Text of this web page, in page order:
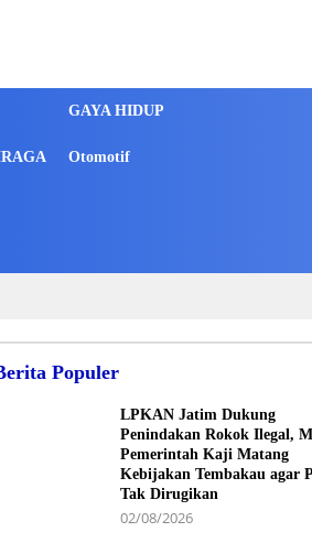
GAYA HIDUP
Otomotif
Populer
LPKAN Jatim Dukung
Penindakan Rokok Ilegal,
Pemerintah Kaji Matang
Kebijakan Tembakau agar
Tak Dirugikan
02/08/2026